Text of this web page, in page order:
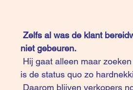
Zelfs al was de klant
niet gebeuren.
is de status quo zo